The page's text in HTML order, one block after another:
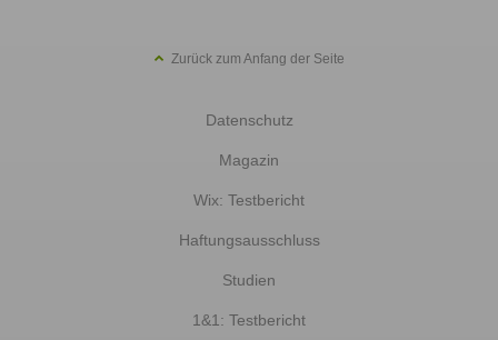
Zurück zum Anfang der Seite
Datenschutz
Magazin
Wix: Testbericht
Haftungsausschluss
Studien
1&1: Testbericht